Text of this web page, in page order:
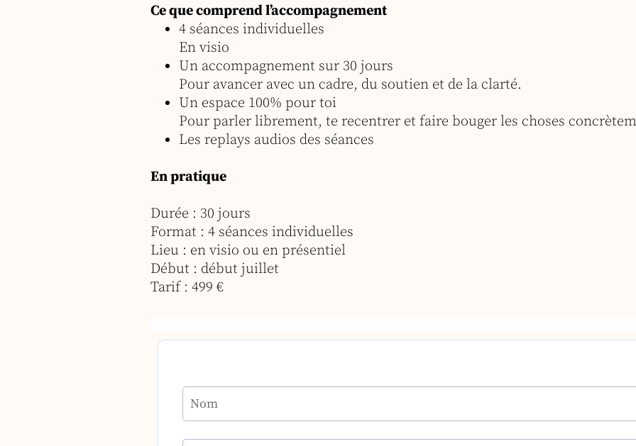
Ce que comprend l’accompagnement
4 séances individuelles
En visio
Un accompagnement sur 30 jours
Pour avancer avec un cadre, du soutien et de la clarté.
Un espace 100% pour toi
Pour parler librement, te recentrer et faire bouger les choses
Les replays audios des séances
En pratique
Durée : 30 jours
Format : 4 séances individuelles
Lieu : en visio ou en présentiel
Début : début juillet
Tarif : 499 €